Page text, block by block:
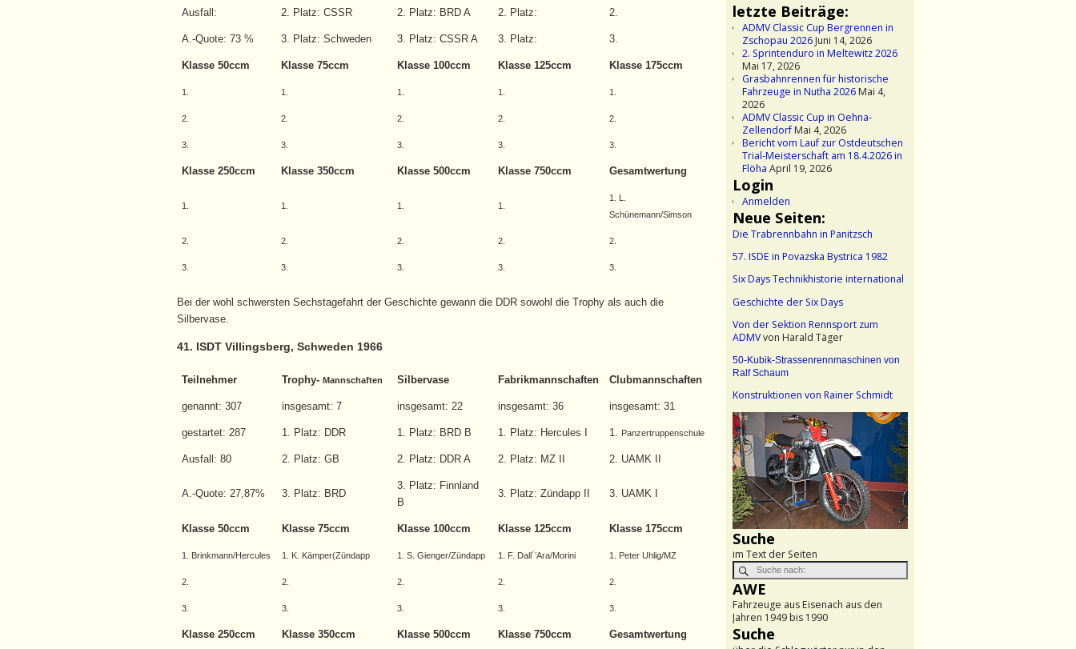
Ausfall: 2. Platz: CSSR 2. Platz: BRD A 2. Platz: 2.
A.-Quote: 73 % 3. Platz: Schweden 3. Platz: CSSR A 3. Platz: 3.
Klasse 50ccm Klasse 75ccm Klasse 100ccm Klasse 125ccm Klasse 175ccm
1. 1. 1. 1. 1.
2. 2. 2. 2. 2.
3. 3. 3. 3. 3.
Klasse 250ccm Klasse 350ccm Klasse 500ccm Klasse 750ccm Gesamtwertung
1. 1. 1. 1.
1. L.
Schünemann/Simson
2. 2. 2. 2. 2.
3. 3. 3. 3. 3.
Bei der wohl schwersten Sechstagefahrt der Geschichte gewann die DDR sowohl die Trophy als auch die
Silbervase.
41. ISDT Villingsberg, Schweden 1966
Teilnehmer Trophy- Mannschaften Silbervase Fabrikmannschaften Clubmannschaften
genannt: 307 insgesamt: 7 insgesamt: 22 insgesamt: 36 insgesamt: 31
gestartet: 287 1. Platz: DDR 1. Platz: BRD B 1. Platz: Hercules I 1. Panzertruppenschule
Ausfall: 80 2. Platz: GB 2. Platz: DDR A 2. Platz: MZ II 2. UAMK II
A.-Quote: 27,87% 3. Platz: BRD
3. Platz: Finnland
B
3. Platz: Zündapp II 3. UAMK I
Klasse 50ccm Klasse 75ccm Klasse 100ccm Klasse 125ccm Klasse 175ccm
1. Brinkmann/Hercules 1. K. Kämper(Zündapp 1. S. Gienger/Zündapp 1. F. Dall´’Ara/Morini 1. Peter Uhlig/MZ
2. 2. 2. 2. 2.
3. 3. 3. 3. 3.
Klasse 250ccm Klasse 350ccm Klasse 500ccm Klasse 750ccm Gesamtwertung
letzte Beiträge:
ADMV Classic Cup Bergrennen in
Zschopau 2026Juni 14, 2026
2. Sprintenduro in Meltewitz 2026
Mai 17, 2026
Grasbahnrennen für historische
Fahrzeuge in Nutha 2026Mai 4,
2026
ADMV Classic Cup in Oehna-
ZellendorfMai 4, 2026
Bericht vom Lauf zur Ostdeutschen
Trial-Meisterschaft am 18.4.2026 in
Flöha April 19, 2026
Login
Anmelden
Neue Seiten:
Die Trabrennbahn in Panitzsch
57. ISDE in Povazska Bystrica 1982
Six Days Technikhistorie international
Geschichte der Six Days
Von der Sektion Rennsport zum
ADMVvon Harald Täger
50-Kubik-Strassenrennmaschinen von
Ralf Schaum
Konstruktionen von Rainer Schmidt
Suche
im Text der Seiten
AWE
Fahrzeuge aus Eisenach aus den
Jahren 1949 bis 1990
Suche